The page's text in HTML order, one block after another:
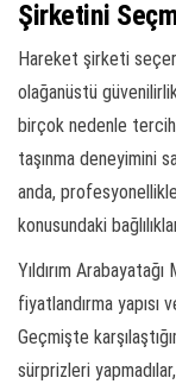
Şirketini
Hareket şirketi
olağanüstü
birçok nedenle
taşınma deneyimini
anda,
konusundaki
Yıldırım
fiyatlandırma yapısı
Geçmişte
sürprizleri